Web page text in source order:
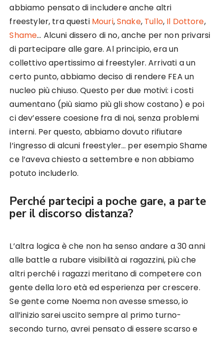
abbiamo pensato di includere anche altri
freestyler, tra questi Mouri,Snake, Tullo, Il Dottore,
Shame… Alcuni dissero di no, anche per non privarsi
di partecipare alle gare. Al principio, era un
collettivo apertissimo ai freestyler. Arrivati a un
certo punto, abbiamo deciso di rendere FEA un
nucleo più chiuso. Questo per due motivi: i costi
aumentano (più siamo più gli show costano) e poi
ci dev’essere coesione fra di noi, senza problemi
interni. Per questo, abbiamo dovuto rifiutare
l’ingresso di alcuni freestyler… per esempio Shame
ce l’aveva chiesto a settembre e non abbiamo
potuto includerlo.
Perché partecipi a poche gare, a parte
per il discorso distanza?
L’altra logica è che non ha senso andare a 30 anni
alle battle a rubare visibilità ai ragazzini, più che
altri perché i ragazzi meritano di competere con
gente della loro età ed esperienza per crescere.
Se gente come Noema non avesse smesso, io
all’inizio sarei uscito sempre al primo turno-
secondo turno, avrei pensato di essere scarso e